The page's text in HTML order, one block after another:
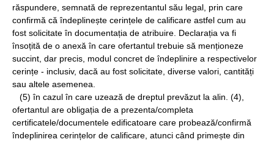
răspundere, semnată de reprezentantul său legal, prin care
confirmă că îndeplinește cerințele de calificare astfel cum au
fost solicitate în documentația de atribuire. Declarația va fi
însoțită de o anexă în care ofertantul trebuie să menționeze
succint, dar precis, modul concret de îndeplinire a respectivelor
cerințe - inclusiv, dacă au fost solicitate, diverse valori, cantități
sau altele asemenea.
(5) în cazul în care uzează de dreptul prevăzut la alin. (4),
ofertantul are obligația de a prezenta/completa
certificatele/documentele edificatoare care probează/confirmă
îndeplinirea cerințelor de calificare, atunci când primește din